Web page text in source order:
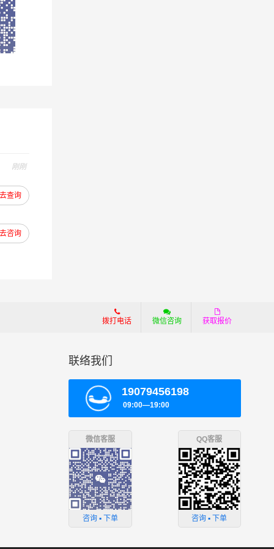
业竞
刚刚
查询
咨询
拨打电话 微信咨询 获取报价
联络我们
19079456198
09:00—19:00
微信客服
咨询 ▪ 下单
QQ客服
咨询 ▪ 下单